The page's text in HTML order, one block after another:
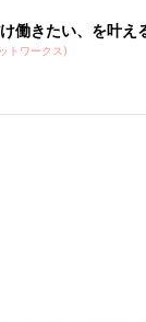
子どもは、
いるはずです。マ
との話題や、その
いておいて「そう
は、専門家に相談
働きたい、を叶え
トワークス)